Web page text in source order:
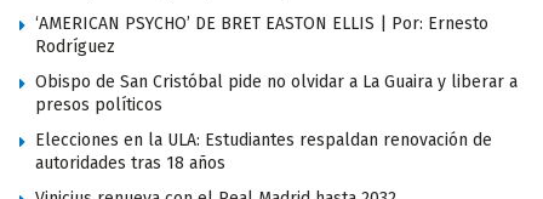
‘AMERICAN PSYCHO’ DE BRET EASTON ELLIS | Por: Ernesto
Rodríguez
Obispo de San Cristóbal pide no olvidar a La Guaira y liberar a
presos políticos
Elecciones en la ULA: Estudiantes respaldan renovación de
autoridades tras 18 años